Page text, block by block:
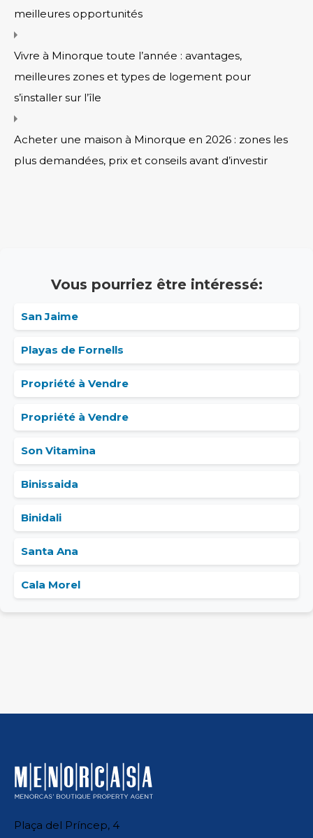
meilleures opportunités
Vivre à Minorque toute l’année : avantages,
meilleures zones et types de logement pour
s’installer sur l’île
Acheter une maison à Minorque en 2026 : zones les
plus demandées, prix et conseils avant d’investir
Vous pourriez être intéressé:
San Jaime
Playas de Fornells
Propriété à Vendre
Propriété à Vendre
Son Vitamina
Binissaida
Binidali
Santa Ana
Cala Morel
Plaça del Príncep, 4